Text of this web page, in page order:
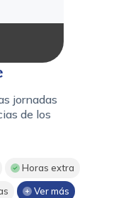
jornadas
de los
Horas extra
Ver más